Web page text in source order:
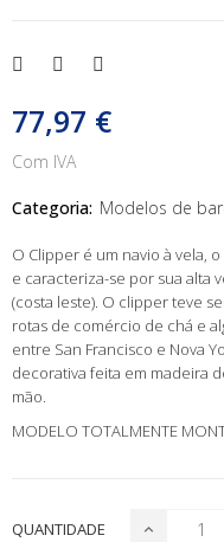
77,97 €
Com IVA
Categoria: Modelos de
O Clipper é um navio à vela,
e caracteriza-se por sua alta
(costa leste). O clipper teve
rotas de comércio de chá e
entre San Francisco e Nova
decorativa feita em madeira
mão.
MODELO TOTALMENTE
QUANTIDADE